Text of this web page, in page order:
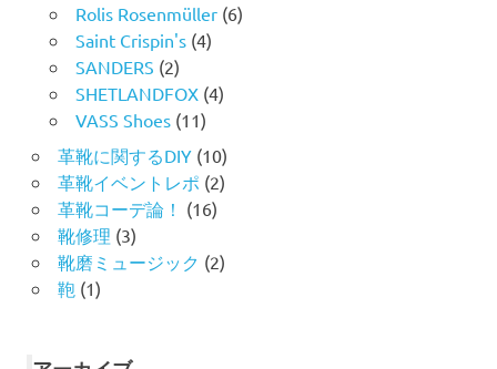
Rolis Rosenmüller(6)
Saint Crispin's(4)
SANDERS (2)
SHETLANDFOX(4)
VASS Shoes(11)
革靴に関するDIY(10)
革靴イベントレポ (2)
革靴コーデ論！ (16)
靴修理 (3)
靴磨ミュージック (2)
鞄 (1)